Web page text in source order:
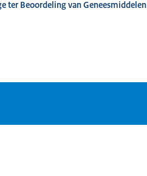
ter Beoordeling van Geneesmiddelen